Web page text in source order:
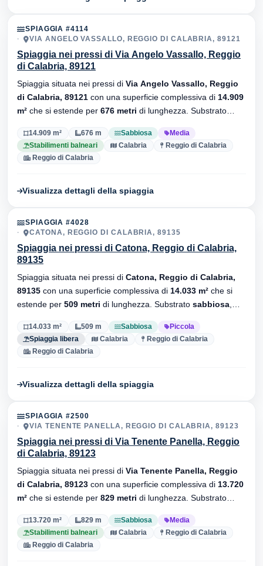
SPIAGGIA #4114
VIA ANGELO VASSALLO, REGGIO DI CALABRIA, 89121
Spiaggia nei pressi di Via Angelo Vassallo, Reggio
di Calabria, 89121
Spiaggia situata nei pressi di Via Angelo Vassallo, Reggio
di Calabria, 89121 con una superficie complessiva di 14.909
m² che si estende per 676 metri di lunghezza. Substrato
14.909 m² 676 m Sabbiosa
Media
Stabilimenti balneari
Calabria
Reggio di Calabria
Reggio di Calabria
Visualizza dettagli della spiaggia
SPIAGGIA #4028
CATONA, REGGIO DI CALABRIA, 89135
Spiaggia nei pressi di Catona, Reggio di Calabria,
89135
Spiaggia situata nei pressi di Catona, Reggio di Calabria,
89135 con una superficie complessiva di 14.033 m² che si
estende per 509 metri di lunghezza. Substrato sabbiosa
14.033 m² 509 m Sabbiosa
Piccola
Spiaggia libera
Calabria
Reggio di Calabria
Reggio di Calabria
Visualizza dettagli della spiaggia
SPIAGGIA #2500
VIA TENENTE PANELLA, REGGIO DI CALABRIA, 89123
Spiaggia nei pressi di Via Tenente Panella, Reggio
di Calabria, 89123
Spiaggia situata nei pressi di Via Tenente Panella, Reggio
di Calabria, 89123 con una superficie complessiva di 13.720
m² che si estende per 829 metri di lunghezza. Substrato
13.720 m² 829 m Sabbiosa
Media
Stabilimenti balneari
Calabria
Reggio di Calabria
Reggio di Calabria